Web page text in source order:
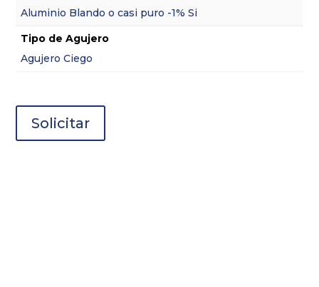
Aluminio Blando o casi puro -1% Si
Tipo de Agujero
Agujero Ciego
Solicitar